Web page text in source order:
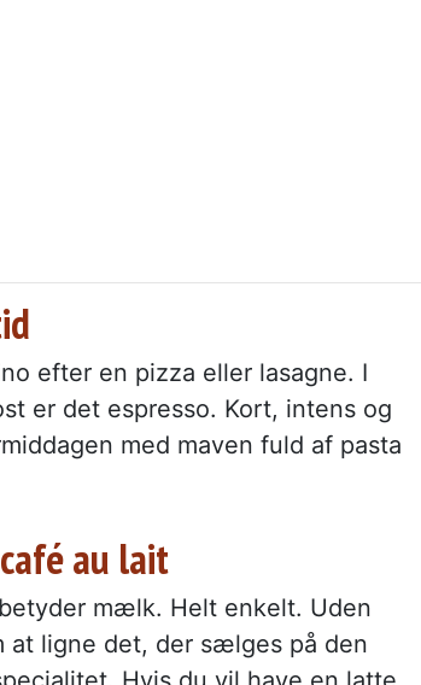
efter en pizza eller lasagne. I
er det espresso. Kort, intens og
med maven fuld af pasta
au lait
betyder mælk. Helt enkelt. Uden
at ligne det, der sælges på den